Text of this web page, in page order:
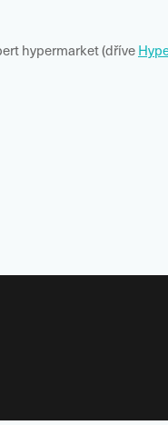
hypermarket (dříve